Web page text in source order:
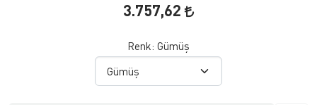
3.757,62
Renk: Gümüş